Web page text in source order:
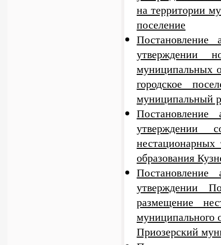
на территории
поселение
утверждении
муниципальных
городское
муниципальный
утверждении
нестационарных
образования
утверждении
размещение
муниципального
Приозерский